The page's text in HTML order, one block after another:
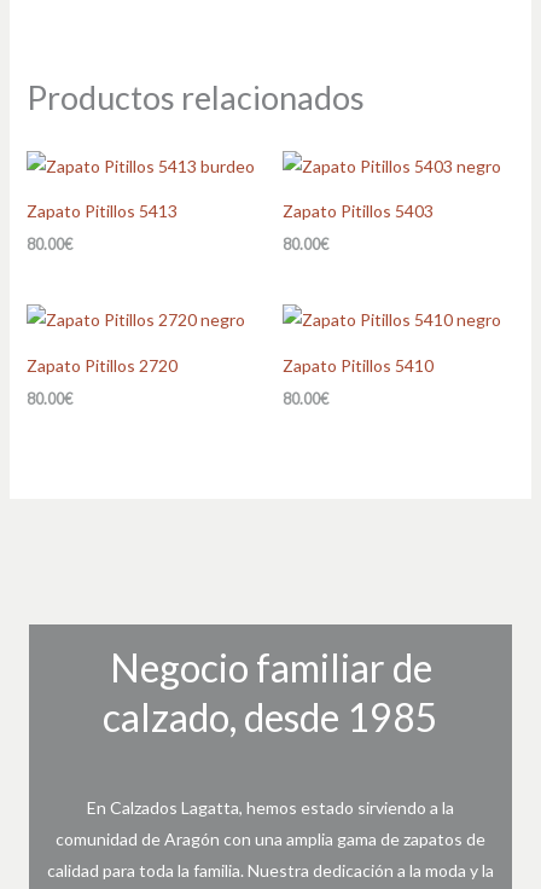
Productos relacionados
Zapato Pitillos 5413
80.00€
Zapato Pitillos 5403
80.00€
Zapato Pitillos 2720
80.00€
Zapato Pitillos 5410
80.00€
Negocio familiar de
calzado, desde 1985
En Calzados Lagatta, hemos estado sirviendo a la
comunidad de Aragón con una amplia gama de zapatos de
calidad para toda la familia. Nuestra dedicación a la moda y la